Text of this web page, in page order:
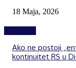
18 Maja, 2026
Ako ne postoji
kontinuitet RS u